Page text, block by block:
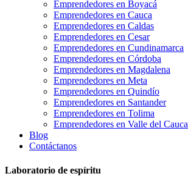
Emprendedores en Boyacá
Emprendedores en Cauca
Emprendedores en Caldas
Emprendedores en Cesar
Emprendedores en Cundinamarca
Emprendedores en Córdoba
Emprendedores en Magdalena
Emprendedores en Meta
Emprendedores en Quindío
Emprendedores en Santander
Emprendedores en Tolima
Emprendedores en Valle del Cauca
Blog
Contáctanos
Laboratorio de espíritu